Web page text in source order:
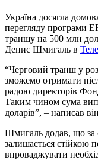
Україна досягла
перегляду програми
траншу на 500 млн
Денис Шмигаль в
“Черговий транш у
зможемо отримати
радою директорів
Таким чином сума
доларів”, – написав
Шмигаль додав, що за
залишається стійкою
впроваджувати